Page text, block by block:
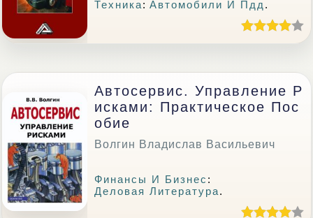
Техника:Автомобили И Пдд.
Автосервис. Управление Р
Исками: Практическое Пос
Обие
Волгин Владислав Васильевич
Финансы И Бизнес :
Деловая Литература.